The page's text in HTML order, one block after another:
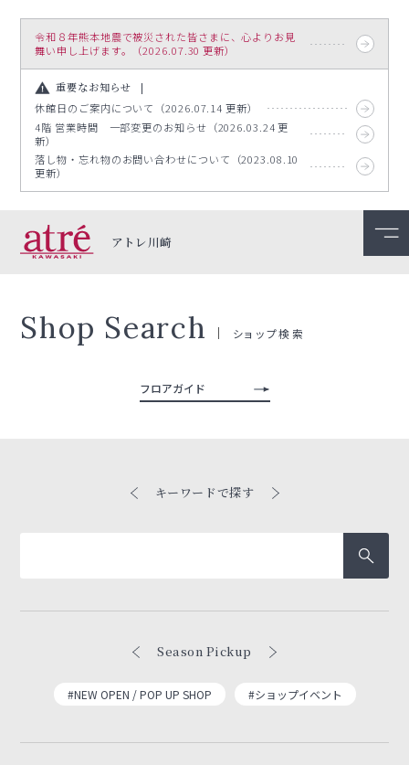
令和８年熊本地震で被災された皆さまに、心よりお見
舞い申し上げます。（2026.07.30 更新）
重要なお知らせ
休館日のご案内について（2026.07.14 更新）
4階 営業時間 一部変更のお知らせ（2026.03.24 更
新）
落し物・忘れ物のお問い合わせについて（2023.08.10
更新）
アトレ川崎
Shop Search ショップ検索
フロアガイド
キーワードで探す
Season Pickup
#NEW OPEN / POP UP SHOP #ショップイベント